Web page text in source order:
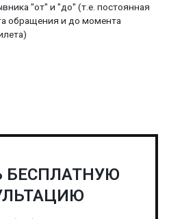
"от" и "до" (т.е. постоянная
обращения и до момента
БЕСПЛАТНУЮ